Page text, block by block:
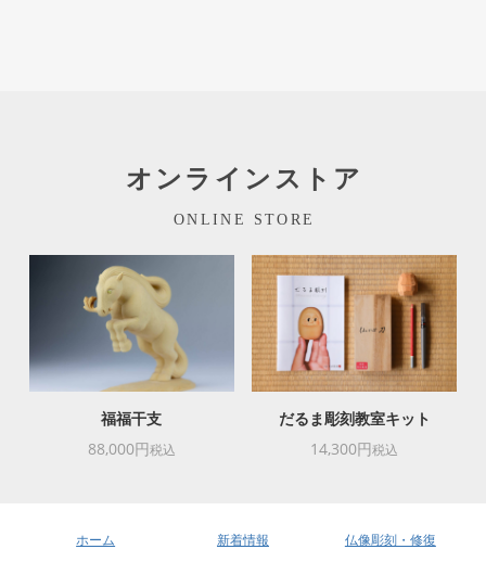
オンラインストア
ONLINE STORE
福福干支
88,000円税込
だるま彫刻教室キット
14,300円税込
ホーム 新着情報
仏像彫刻・修復